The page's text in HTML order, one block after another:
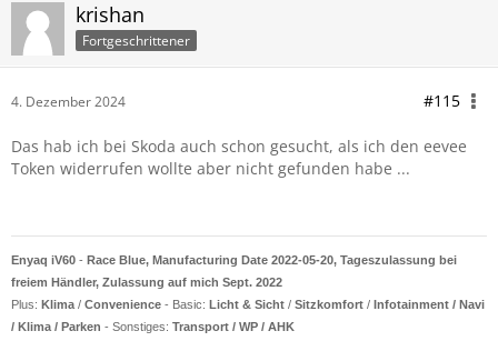
krishan
Fortgeschrittener
4. Dezember 2024 #115
Das hab ich bei Skoda auch schon gesucht, als ich den eevee
Token widerrufen wollte aber nicht gefunden habe ...
Enyaq iV60 - Race Blue, Manufacturing Date 2022-05-20, Tageszulassung bei
freiem Händler, Zulassung auf mich Sept. 2022
Plus: Klima / Convenience - Basic: Licht & Sicht / Sitzkomfort / Infotainment / Navi
/ Klima / Parken - Sonstiges: Transport / WP / AHK